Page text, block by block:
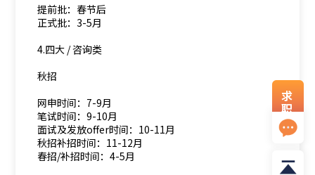
提前批：春节后
正式批：3-5月
4.四大 / 咨询类
秋招
网申时间：7-9月
笔试时间：9-10月
面试及发放offer时间：10-11月
秋招补招时间：11-12月
春招/补招时间：4-5月
求
职
资
料